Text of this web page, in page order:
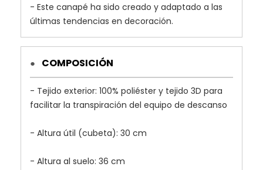
- Este canapé ha sido creado y adaptado a las
últimas tendencias en decoración.
● COMPOSICIÓN
- Tejido exterior: 100% poliéster y tejido 3D para
facilitar la transpiración del equipo de descanso
- Altura útil (cubeta): 30 cm
- Altura al suelo: 36 cm